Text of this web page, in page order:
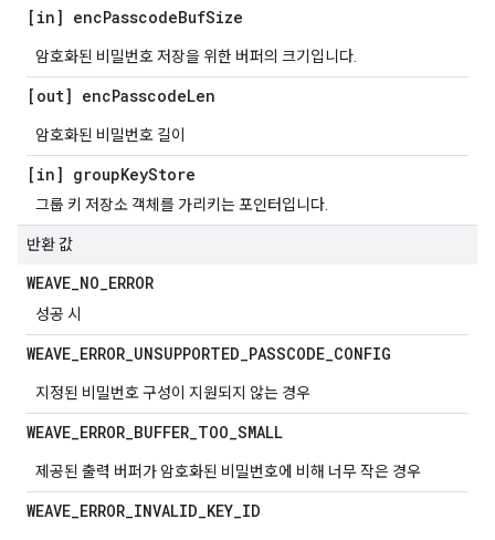
[in] encPasscodeBufSize
암호화된 비밀번호 저장을 위한 버퍼의 크기입니다.
[out] encPasscodeLen
암호화된 비밀번호 길이
[in] groupKeyStore
그룹 키 저장소 객체를 가리키는 포인터입니다.
반환 값
WEAVE_NO_ERROR
성공 시
WEAVE_ERROR_UNSUPPORTED_PASSCODE_CONFIG
지정된 비밀번호 구성이 지원되지 않는 경우
WEAVE_ERROR_BUFFER_TOO_SMALL
제공된 출력 버퍼가 암호화된 비밀번호에 비해 너무 작은 경우
WEAVE_ERROR_INVALID_KEY_ID